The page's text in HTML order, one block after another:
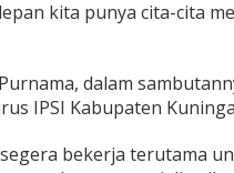
kita punya cita-cita
dalam
IPSI Kabupaten
bekerja terutama